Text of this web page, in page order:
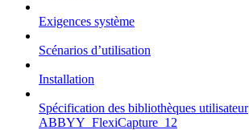
Exigences système
Scénarios d’utilisation
Installation
Spécification des bibliothèques utilisateur
ABBYY_FlexiCapture_12